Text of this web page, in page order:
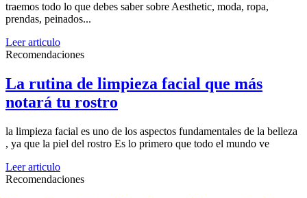
traemos todo lo que debes saber sobre Aesthetic, moda, ropa,
prendas, peinados...
Leer articulo
Recomendaciones
La rutina de limpieza facial que más
notará tu rostro
la limpieza facial es uno de los aspectos fundamentales de la belleza
, ya que la piel del rostro Es lo primero que todo el mundo ve
Leer articulo
Recomendaciones